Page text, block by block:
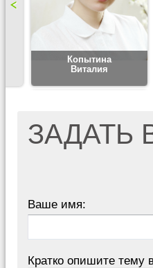
Копытина
Виталия
ЗАДАТЬ
Ваше имя:
Кратко опишите тему